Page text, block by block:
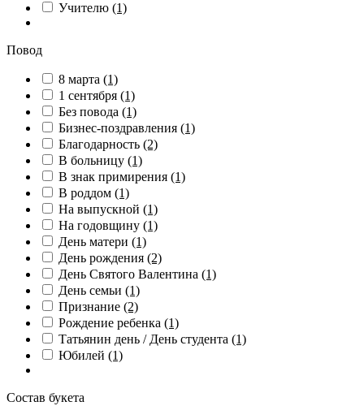
Учителю (1)
Повод
8 марта (1)
1 сентября (1)
Без повода (1)
Бизнес-поздравления (1)
Благодарность (2)
В больницу (1)
В знак примирения (1)
В роддом (1)
На выпускной (1)
На годовщину (1)
День матери (1)
День рождения (2)
День Святого Валентина (1)
День семьи (1)
Признание (2)
Рождение ребенка (1)
Татьянин день / День студента (1)
Юбилей (1)
Состав букета